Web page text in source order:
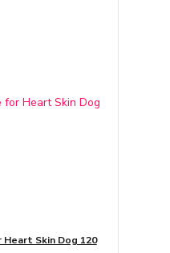
Skin Dog 120